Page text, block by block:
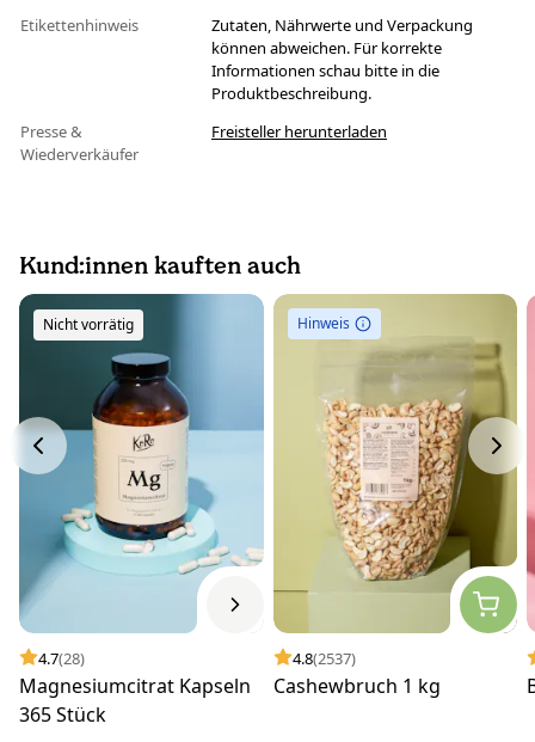
Etikettenhinweis
Zutaten, Nährwerte und Verpackung
können abweichen. Für korrekte
Informationen schau bitte in die
Produktbeschreibung.
Presse &
Wiederverkäufer
Freisteller herunterladen
Kund:innen kauften auch
Nicht vorrätig
4.7(28)
Magnesiumcitrat Kapseln
365 Stück
Hinweis
4.8(2537)
Cashewbruch 1 kg